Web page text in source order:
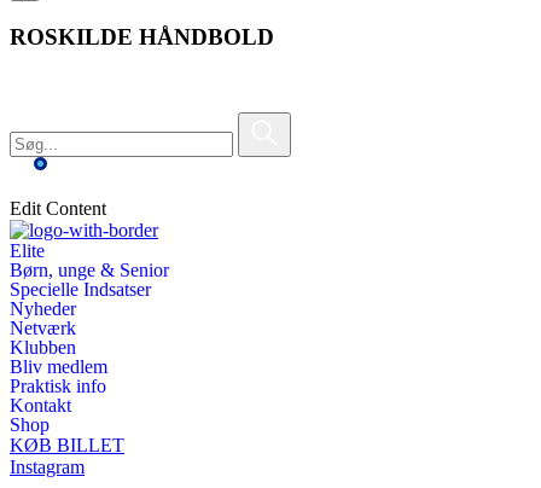
ROSKILDE HÅNDBOLD
Edit Content
Elite
Børn, unge & Senior
Specielle Indsatser
Nyheder
Netværk
Klubben
Bliv medlem
Praktisk info
Kontakt
Shop
KØB BILLET
Instagram